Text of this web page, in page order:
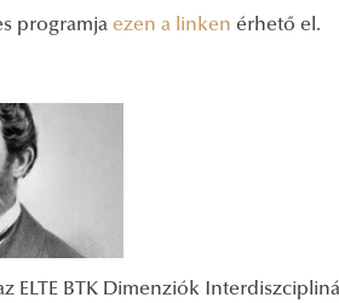
programja ezen a linken érhető el.
ELTE BTK Dimenziók